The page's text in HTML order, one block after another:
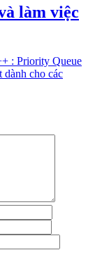
làm việc
: Priority Queue
dành cho các